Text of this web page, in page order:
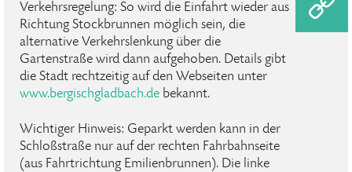
Verkehrsregelung: So wird die Einfahrt wieder aus
Richtung Stockbrunnen möglich sein, die
alternative Verkehrslenkung über die
Gartenstraße wird dann aufgehoben. Details gibt
die Stadt rechtzeitig auf den Webseiten unter
www.bergischgladbach.de bekannt.
Wichtiger Hinweis: Geparkt werden kann in der
Schloßstraße nur auf der rechten Fahrbahnseite
(aus Fahrtrichtung Emilienbrunnen). Die linke